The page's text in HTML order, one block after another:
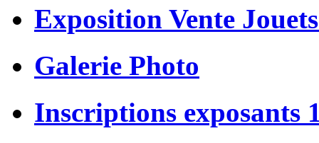
Exposition Vente
Galerie Photo
Inscriptions exposants